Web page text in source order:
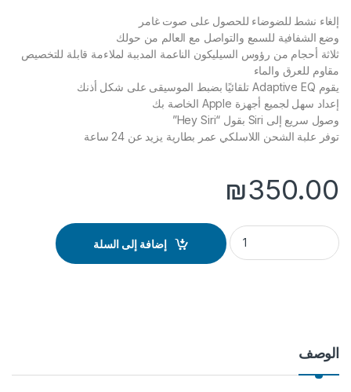
إلغاء نشط للضوضاء للحصول على صوت غامر
وضع الشفافية للسمع والتواصل مع العالم من حولك
ثلاثة أحجام من رؤوس السيليكون الناعمة المدببة لملاءمة قابلة للتخصيص
مقاوم للعرق والماء
يقوم Adaptive EQ تلقائيًا بضبط الموسيقى على شكل أذنك
إعداد سهل لجميع أجهزة Apple الخاصة بك
وصول سريع إلى Siri بقول “Hey Siri”
توفر علبة الشحن اللاسلكي عمر بطارية يزيد عن 24 ساعة
₪350.00
Airpods Pro quantity
إضافة إلى السلة
الوصف